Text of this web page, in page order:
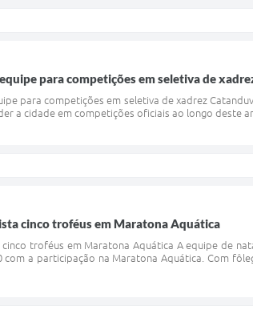
para competições em seletiva de
para competições em seletiva de xadrez
a cidade em competições oficiais ao longo deste
cinco troféus em Maratona Aquática
cinco troféus em Maratona Aquática A equipe de
com a participação na Maratona Aquática. Com